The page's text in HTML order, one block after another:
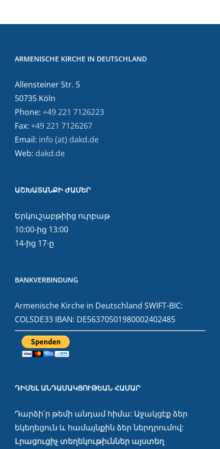
ARMENISCHE KIRCHE IN DEUTSCHLAND
Allensteiner Str. 5
50735 Köln
Phone: +49 221 7126223
Fax: +49 221 7126267
Email: info (at) dakd.de
Web: dakd.de
ԱՇԽԱՏԱՆՔԻ ԺԱՄԵՐ
Երկուշաբթիից ուրբաթ
10:00-ից 13:00
14-ից 17-ը
BANKVERBINDUNG
Armenische Kirche in Deutschland SWIFT-BIC:
COLSDE33 IBAN: DE56370501980002402485
ԴԻՄԵԼ ԱՆԴԱՄԱԿՑՈՒԹԵԱՆ ՀԱՄԱՐ
Դարձի՛ր թեմի անդամ հիմա: Աջակցէք ձեր
եկեղեցուն և համայնքին ձեր ներդրումով:
Լրացուցիչ տեղեկութիւններ այստեղ